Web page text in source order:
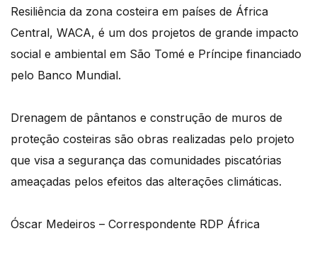
Resiliência da zona costeira em países de África
Central, WACA, é um dos projetos de grande impacto
social e ambiental em São Tomé e Príncipe financiado
pelo Banco Mundial.
Drenagem de pântanos e construção de muros de
proteção costeiras são obras realizadas pelo projeto
que visa a segurança das comunidades piscatórias
ameaçadas pelos efeitos das alterações climáticas.
Óscar Medeiros – Correspondente RDP África